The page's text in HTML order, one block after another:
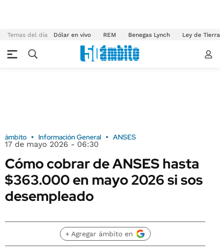
Temas del día Dólar en vivo REM Benegas Lynch Ley de
ámbito Información General ANSES
17 de mayo 2026 - 06:30
Cómo cobrar de ANSES hasta
$363.000 en mayo 2026 si sos
desempleado
+ Agregar ámbito en